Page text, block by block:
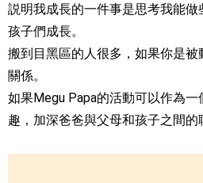
説明我成長的一件事是思考我能
孩子們成長。
搬到目黑區的人很多，如果你是
關係。
如果Megu Papa的活動可以作為
趣，加深爸爸與父母和孩子之間的